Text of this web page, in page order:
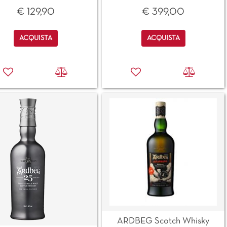
€ 129,90
Quantità
ACQUISTA
€ 399,00
Quantità
ACQUISTA
ARDBEG Scotch Whisky